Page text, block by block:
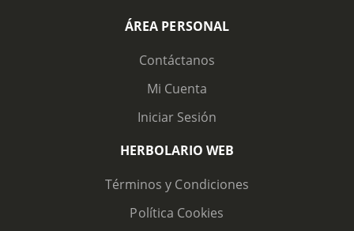
ÁREA PERSONAL
Contáctanos
Mi Cuenta
Iniciar Sesión
HERBOLARIO WEB
Términos y Condiciones
Política Cookies